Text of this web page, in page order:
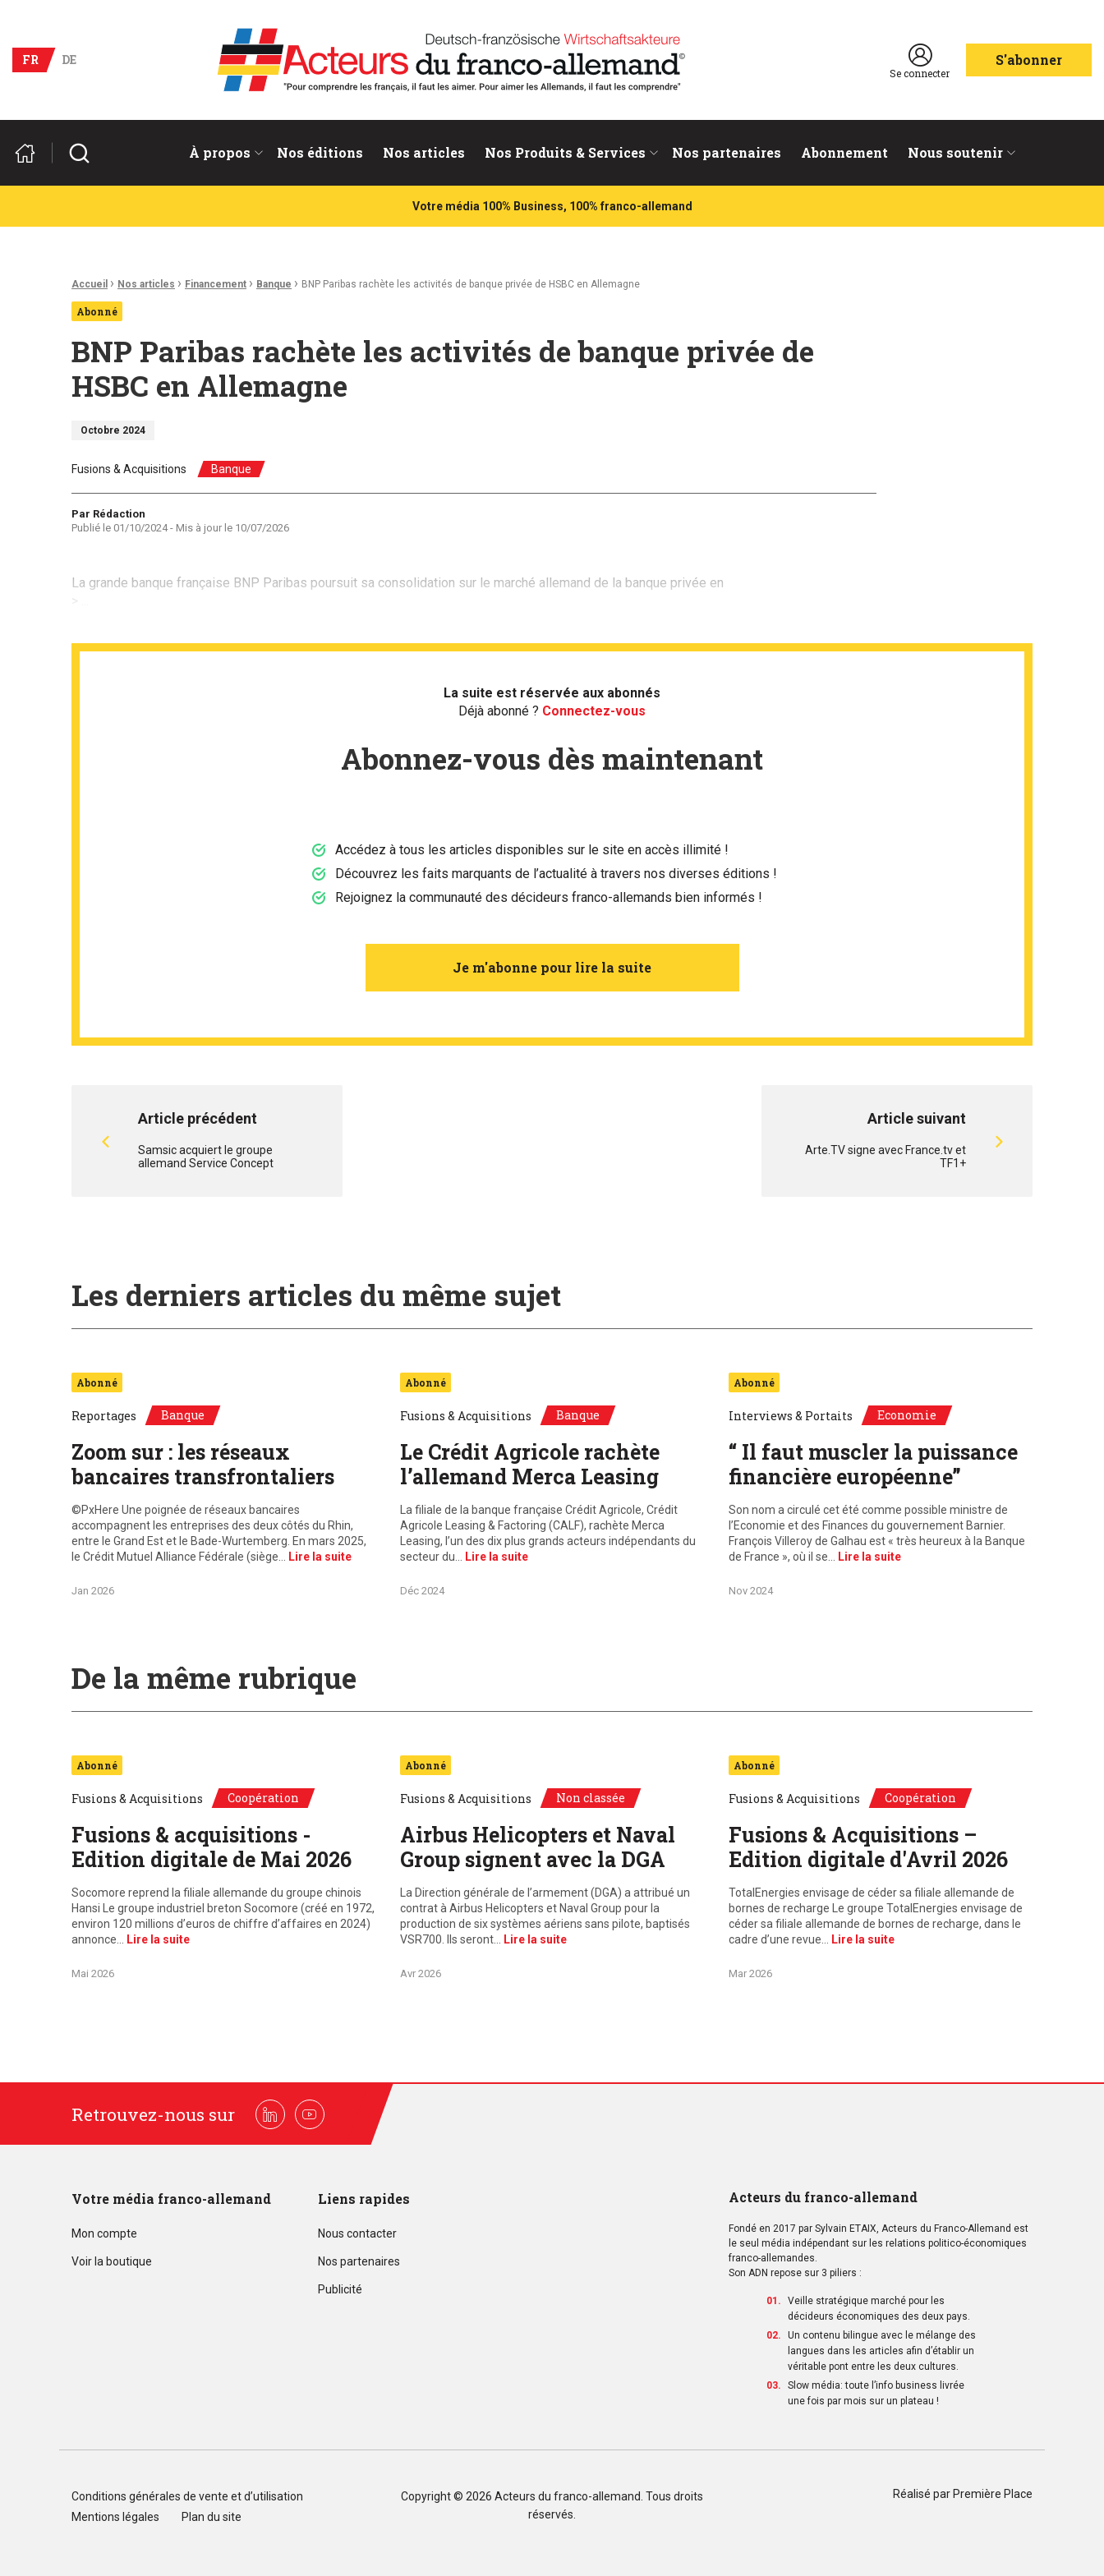
Acteurs du franco-allemand
FR
DE
Se connecter
S'abonner
À propos Nos éditions Nos articles Nos Produits & Services Nos partenaires Abonnement Nous soutenir
Rechercher
Votre média 100% Business, 100% franco-allemand
Fil d'Ariane :
Accueil › Nos articles › Financement › Banque › BNP Paribas rachète les activités de banque privée de HSBC en Allemagne
Abonné
BNP Paribas rachète les activités de banque privée de
HSBC en Allemagne
Octobre 2024
Fusions & Acquisitions Banque
Auteur
Par Rédaction
Publié le 01/10/2024- Mis à jour le 10/07/2026
La grande banque française BNP Paribas poursuit sa consolidation sur le marché allemand de la banque privée en
> ...
La suite est réservée aux abonnés
Déjà abonné ? Connectez-vous
Abonnez-vous dès maintenant
Accédez à tous les articles disponibles sur le site en accès illimité !
Découvrez les faits marquants de l’actualité à travers nos diverses éditions !
Rejoignez la communauté des décideurs franco-allemands bien informés !
Je m'abonne pour lire la suite
Article précédent
Samsic acquiert le groupe
allemand Service Concept
Article suivant
Arte.TV signe avec France.tv et
TF1+
Les derniers articles du même sujet
Abonné
Reportages Banque
Zoom sur : les réseaux
bancaires transfrontaliers
©PxHere Une poignée de réseaux bancaires
accompagnent les entreprises des deux côtés du Rhin,
entre le Grand Est et le Bade-Wurtemberg. En mars 2025,
le Crédit Mutuel Alliance Fédérale (siège…
Lire la suite
Jan 2026
Abonné
Fusions & Acquisitions Banque
Le Crédit Agricole rachète
l’allemand Merca Leasing
La filiale de la banque française Crédit Agricole, Crédit
Agricole Leasing & Factoring (CALF), rachète Merca
Leasing, l’un des dix plus grands acteurs indépendants du
secteur du…
Lire la suite
Déc 2024
Abonné
Interviews & Portaits Economie
“ Il faut muscler la puissance
financière européenne”
Son nom a circulé cet été comme possible ministre de
l’Economie et des Finances du gouvernement Barnier.
François Villeroy de Galhau est « très heureux à la Banque
de France », où il se…
Lire la suite
Nov 2024
De la même rubrique
Abonné
Fusions & Acquisitions Coopération
Fusions & acquisitions -
Edition digitale de Mai 2026
Socomore reprend la filiale allemande du groupe chinois
Hansi Le groupe industriel breton Socomore (créé en 1972,
environ 120 millions d’euros de chiffre d’affaires en 2024)
annonce…
Lire la suite
Mai 2026
Abonné
Fusions & Acquisitions Non classée
Airbus Helicopters et Naval
Group signent avec la DGA
La Direction générale de l’armement (DGA) a attribué un
contrat à Airbus Helicopters et Naval Group pour la
production de six systèmes aériens sans pilote, baptisés
VSR700. Ils seront…
Lire la suite
Avr 2026
Abonné
Fusions & Acquisitions Coopération
Fusions & Acquisitions –
Edition digitale d'Avril 2026
TotalEnergies envisage de céder sa filiale allemande de
bornes de recharge Le groupe TotalEnergies envisage de
céder sa filiale allemande de bornes de recharge, dans le
cadre d’une revue…
Lire la suite
Mar 2026
Retrouvez-nous sur LinkedinYoutube
Votre média franco-allemand
Mon compte
Voir la boutique
Liens rapides
Nous contacter
Nos partenaires
Publicité
Acteurs du franco-allemand
Fondé en 2017 par Sylvain ETAIX, Acteurs du Franco-Allemand est
le seul média indépendant sur les relations politico-économiques
franco-allemandes.
Son ADN repose sur 3 piliers :
Veille stratégique marché pour les
décideurs économiques des deux pays.
Un contenu bilingue avec le mélange des
langues dans les articles afin d’établir un
véritable pont entre les deux cultures.
Slow média: toute l’info business livrée
une fois par mois sur un plateau !
Conditions générales de vente et d’utilisation
Mentions légales
Plan du site
Copyright © 2026 Acteurs du franco-allemand . Tous droits
réservés.
Réalisé par Première Place